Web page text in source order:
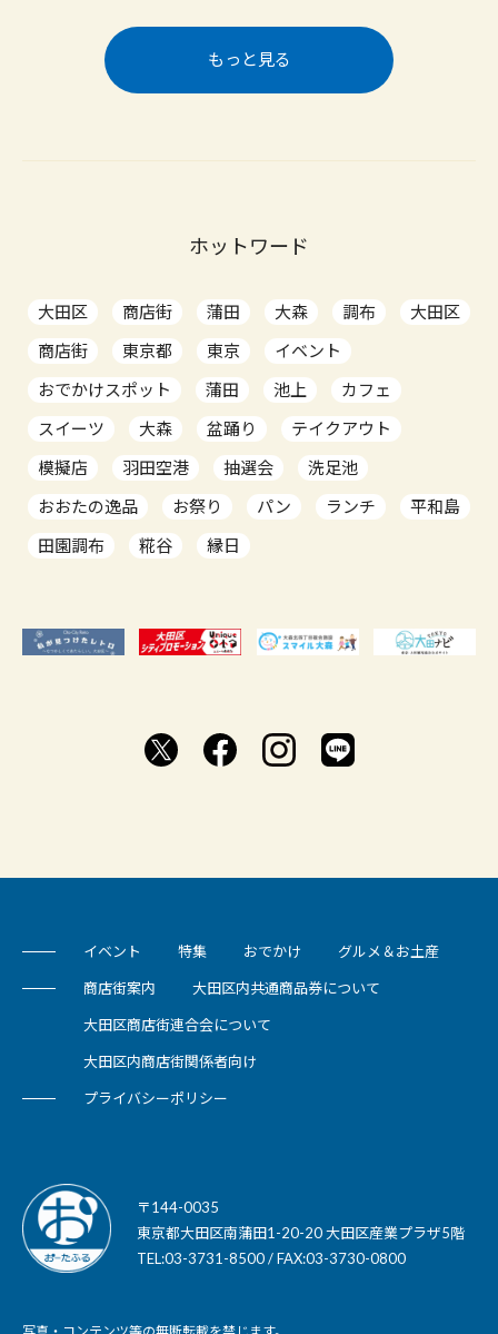
もっと見る
ホットワード
大田区 商店街 蒲田 大森 調布
大田区
商店街
東京都 東京
イベント
おでかけスポット
蒲田 池上
カフェ
スイーツ
大森 盆踊り
テイクアウト
模擬店
羽田空港 抽選会
洗足池
おおたの逸品
お祭り パン ランチ
平和島
田園調布
糀谷 縁日
イベント 特集 おでかけ グルメ＆お土産
商店街案内 大田区内共通商品券について
大田区商店街連合会について
大田区内商店街関係者向け
プライバシーポリシー
〒144-0035
東京都大田区南蒲田1-20-20 大田区産業プラザ5階
TEL:03-3731-8500 / FAX:03-3730-0800